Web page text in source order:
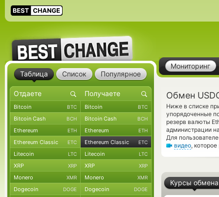
Мониторинг
Обмен
Ниже в списке
упорядоченные
резерв валюты
администрации
Для
видео,
Курсы обмена
Таблица Список Популярное
Bitcoin BTC Bitcoin BTC
Bitcoin Cash BCH Bitcoin Cash BCH
Ethereum ETH Ethereum ETH
Ethereum Classic ETC Ethereum Classic ETC
Litecoin LTC Litecoin LTC
XRP XRP XRP XRP
Monero XMR Monero XMR
Dogecoin DOGE Dogecoin DOGE